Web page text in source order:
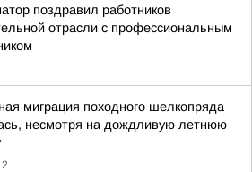
поздравил работников
отрасли с профессиональным
миграция походного шелкопряда
несмотря на дождливую летнюю